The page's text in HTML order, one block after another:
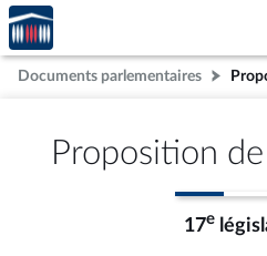
Aller au contenu
Aller en bas de la page
Accèder
à la
page
d'accueil
Documents parlementaires
Proposition
17e